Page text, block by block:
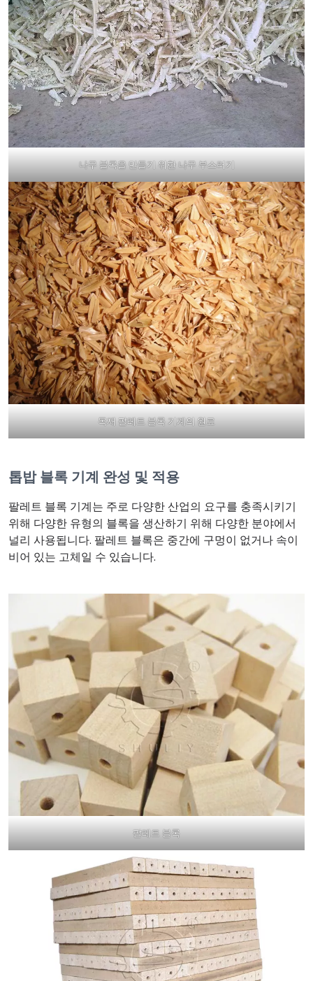
나무 블록을 만들기 위한 나무 부스러기
목재 팔레트 블록 기계의 원료
톱밥 블록 기계 완성 및 적용
팔레트 블록 기계는 주로 다양한 산업의 요구를 충족시키기
위해 다양한 유형의 블록을 생산하기 위해 다양한 분야에서
널리 사용됩니다. 팔레트 블록은 중간에 구멍이 없거나 속이
비어 있는 고체일 수 있습니다.
팔레트 블록